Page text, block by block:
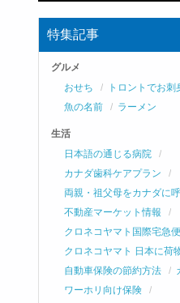
特集記事
グルメ
おせち
トロントでお
魚の名前
ラーメン
生活
日本語の通じる病院
カナダ歯科ケアプラン
両親・祖父母をカナダに
不動産マーケット情報
クロネコヤマト国際宅急
クロネコヤマト 日本に荷
自動車保険の節約方法
ワーホリ向け保険